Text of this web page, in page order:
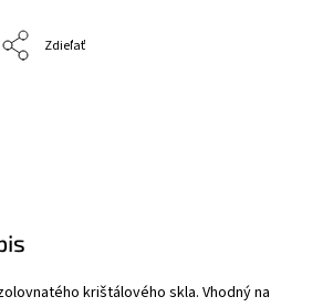
Zdieľať
krištálového skla. Vhodný na